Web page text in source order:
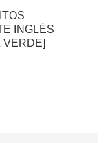
INGLÉS
VERDE]